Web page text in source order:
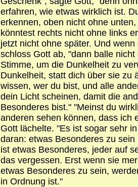
erfahren, wie etwas wirklich ist.
erkennen, oben nicht ohne
könntest rechts nicht ohne links
jetzt nicht ohne später. Und
schloss Gott ab, "dann balle
Stimme, um die Dunkelheit zu
Dunkelheit, statt dich über sie zu
wissen, wer du bist, und alle
dein Licht scheinen, damit die
Besonderes bist." "Meinst du
anderen sehen können, dass ich
Gott lächelte. "Es ist sogar sehr
daran: etwas Besonderes zu
ist etwas Besonderes, jeder auf
das vergessen. Erst wenn sie
etwas Besonderes zu sein,
in Ordnung ist."